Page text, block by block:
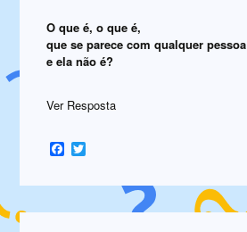
O que é, o que é,
que se parece com qualquer pessoa
e ela não é?
Ver Resposta
Facebook